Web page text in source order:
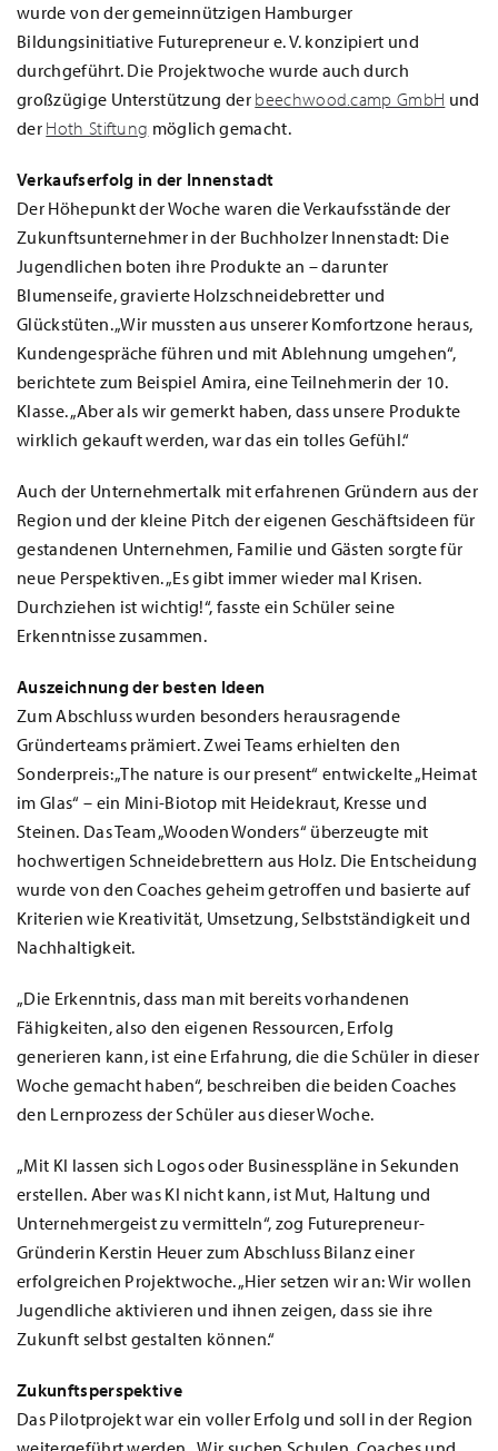
wurde von der gemeinnützigen Hamburger
Bildungsinitiative Futurepreneur e. V. konzipiert und
durchgeführt. Die Projektwoche wurde auch durch
großzügige Unterstützung der beechwood.camp GmbH und
der Hoth Stiftung möglich gemacht.
Verkaufserfolg in der Innenstadt
Der Höhepunkt der Woche waren die Verkaufsstände der
Zukunftsunternehmer in der Buchholzer Innenstadt: Die
Jugendlichen boten ihre Produkte an – darunter
Blumenseife, gravierte Holzschneidebretter und
Glückstüten. „Wir mussten aus unserer Komfortzone heraus,
Kundengespräche führen und mit Ablehnung umgehen“,
berichtete zum Beispiel Amira, eine Teilnehmerin der 10.
Klasse. „Aber als wir gemerkt haben, dass unsere Produkte
wirklich gekauft werden, war das ein tolles Gefühl.“
Auch der Unternehmertalk mit erfahrenen Gründern aus der
Region und der kleine Pitch der eigenen Geschäftsideen für
gestandenen Unternehmen, Familie und Gästen sorgte für
neue Perspektiven. „Es gibt immer wieder mal Krisen.
Durchziehen ist wichtig!“, fasste ein Schüler seine
Erkenntnisse zusammen.
Auszeichnung der besten Ideen
Zum Abschluss wurden besonders herausragende
Gründerteams prämiert. Zwei Teams erhielten den
Sonderpreis: „The nature is our present“ entwickelte „Heimat
im Glas“ – ein Mini-Biotop mit Heidekraut, Kresse und
Steinen. Das Team „Wooden Wonders“ überzeugte mit
hochwertigen Schneidebrettern aus Holz. Die Entscheidung
wurde von den Coaches geheim getroffen und basierte auf
Kriterien wie Kreativität, Umsetzung, Selbstständigkeit und
Nachhaltigkeit.
„Die Erkenntnis, dass man mit bereits vorhandenen
Fähigkeiten, also den eigenen Ressourcen, Erfolg
generieren kann, ist eine Erfahrung, die die Schüler in dieser
Woche gemacht haben“, beschreiben die beiden Coaches
den Lernprozess der Schüler aus dieser Woche.
„Mit KI lassen sich Logos oder Businesspläne in Sekunden
erstellen. Aber was KI nicht kann, ist Mut, Haltung und
Unternehmergeist zu vermitteln“, zog Futurepreneur-
Gründerin Kerstin Heuer zum Abschluss Bilanz einer
erfolgreichen Projektwoche. „Hier setzen wir an: Wir wollen
Jugendliche aktivieren und ihnen zeigen, dass sie ihre
Zukunft selbst gestalten können.“
Zukunftsperspektive
Das Pilotprojekt war ein voller Erfolg und soll in der Region